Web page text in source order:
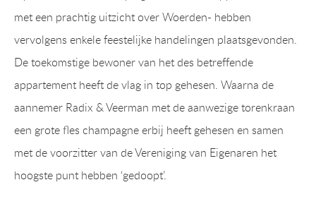
met een prachtig uitzicht over Woerden- hebben
vervolgens enkele feestelijke handelingen plaatsgevonden.
De toekomstige bewoner van het des betreffende
appartement heeft de vlag in top gehesen. Waarna de
aannemer Radix & Veerman met de aanwezige torenkraan
een grote fles champagne erbij heeft gehesen en samen
met de voorzitter van de Vereniging van Eigenaren het
hoogste punt hebben ‘gedoopt’.